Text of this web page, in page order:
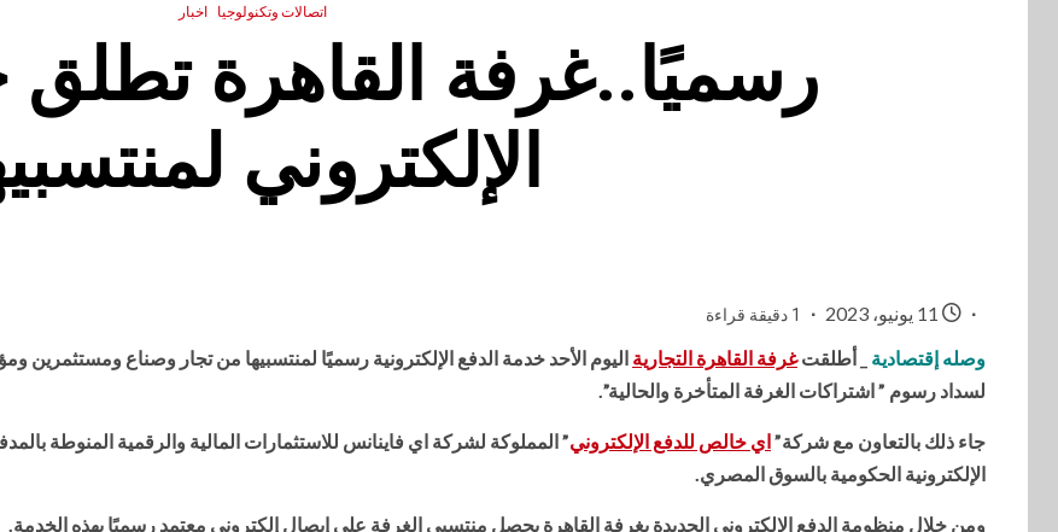
اتصالات وتكنولوجيا اخبار
رسميًا..غرفة القاهرة تطلق
الإلكتروني
1 دقيقة قراءة
وصله إقتصادية _ أطلقتغرفة القاهرة التجارية اليوم الأحد خدمة الدفع الإلكترونية رسميًا لمنتسبيها من تجار وصناع ومستثمرين
لسداد رسوم ” اشتراكات الغرفة المتأخرة والحالية”.
جاء ذلك بالتعاون مع شركة”اي خالص للدفع الإلكتروني” المملوكة لشركة اي فاينانس للاستثمارات المالية والرقمية المنوطة
الإلكترونية الحكومية بالسوق المصري.
ومن خلال منظومة الدفع الإلكتروني الجديدة بغرفة القاهرة يحصل منتسبي الغرفة على إيصال إلكتروني معتمد رسميًا بهذه الخدمة.